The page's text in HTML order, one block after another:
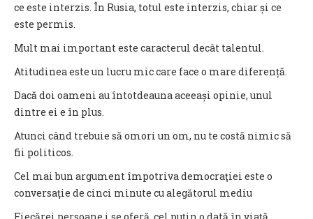
ce este interzis. În Rusia, totul este interzis, chiar și ce
este permis.
Mult mai important este caracterul decât talentul.
Atitudinea este un lucru mic care face o mare diferență.
Dacă doi oameni au întotdeauna aceeași opinie, unul
dintre ei e în plus.
Atunci când trebuie să omori un om, nu te costă nimic să
fii politicos.
Cel mai bun argument împotriva democraţiei este o
conversaţie de cinci minute cu alegătorul mediu